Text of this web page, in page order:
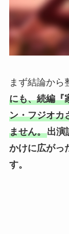
まず結論から
にも、続編『
ン・フジオカ
ません。出演
かけに広がっ
す。